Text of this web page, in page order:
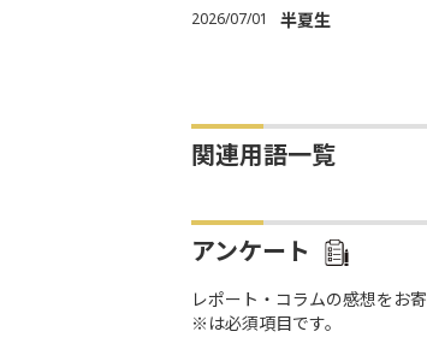
2026/07/01 半夏生
関連用語一覧
アンケート
レポート・コラムの感想をお
※は必須項目です。